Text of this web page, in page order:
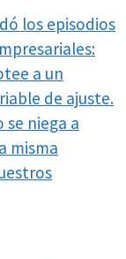
los episodios
a un
de ajuste.
niega a
misma